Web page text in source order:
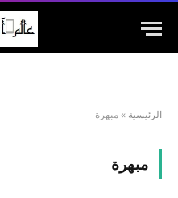
الرئيسية »مبهرة
مبهرة